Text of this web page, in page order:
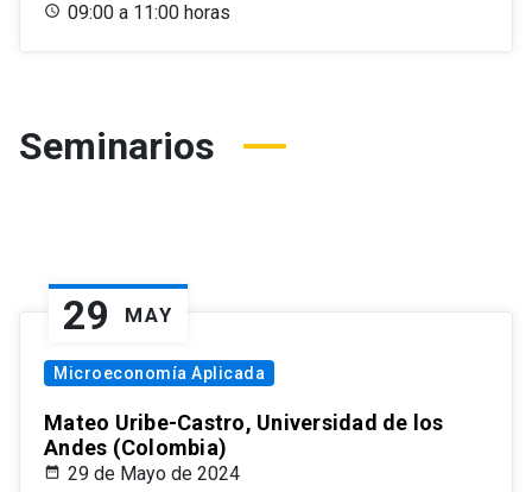
09:00 a 11:00 horas
Seminarios
29 MAY
Microeconomía Aplicada
Mateo Uribe-Castro, Universidad de los
Andes (Colombia)
29 de Mayo de 2024